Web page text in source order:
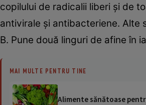
copilului de radicalii liberi şi de
antivirale şi antibacteriene. Alte
B. Pune două linguri de afine în
MAI MULTE PENTRU TINE
Alimente sănătoase